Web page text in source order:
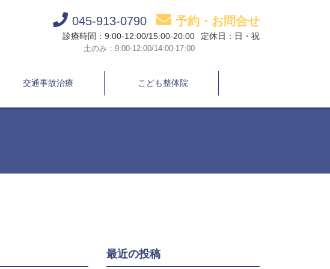
045-913-0790 予約・お問合せ
診療時間：9:00-12:00/15:00-20:00
土のみ：9:00-12:00/14:00-17:00
定休日：日・祝
交通事故治療 こども整体院
最近の投稿